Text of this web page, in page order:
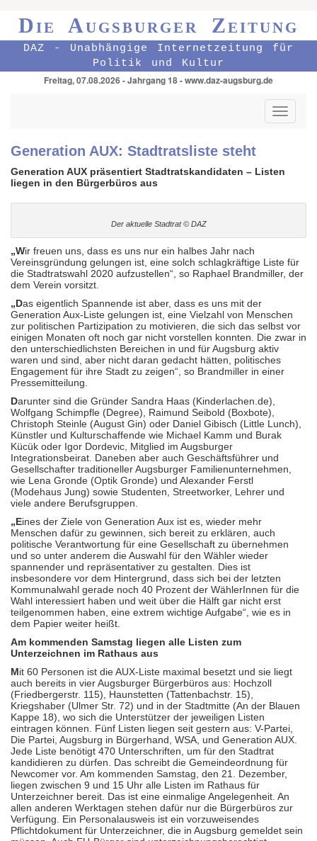
Die Augsburger Zeitung
DAZ - Unabhängige Internetzeitung für
Politik und Kultur
Freitag, 07.08.2026 - Jahrgang 18 - www.daz-augsburg.de
Toggle
Generation AUX: Stadtratsliste steht
Generation AUX präsentiert Stadtratskandidaten – Listen
liegen in den Bürgerbüros aus
Der aktuelle Stadtrat © DAZ
„Wir freuen uns, dass es uns nur ein halbes Jahr nach
Vereinsgründung gelungen ist, eine solch schlagkräftige Liste für
die Stadtratswahl 2020 aufzustellen“, so Raphael Brandmiller, der
dem Verein vorsitzt.
„Das eigentlich Spannende ist aber, dass es uns mit der
Generation Aux-Liste gelungen ist, eine Vielzahl von Menschen
zur politischen Partizipation zu motivieren, die sich das selbst vor
einigen Monaten oft noch gar nicht vorstellen konnten. Die zwar in
den unterschiedlichsten Bereichen in und für Augsburg aktiv
waren und sind, aber nicht daran gedacht hätten, politisches
Engagement für ihre Stadt zu zeigen“, so Brandmiller in einer
Pressemitteilung.
Darunter sind die Gründer Sandra Haas (Kinderlachen.de),
Wolfgang Schimpfle (Degree), Raimund Seibold (Boxbote),
Christoph Steinle (August Gin) oder Daniel Gibisch (Little Lunch),
Künstler und Kulturschaffende wie Michael Kamm und Burak
Kücük oder Igor Dordevic, Mitglied im Augsburger
Integrationsbeirat. Daneben aber auch Geschäftsführer und
Gesellschafter traditioneller Augsburger Familienunternehmen,
wie Lena Gronde (Optik Gronde) und Alexander Ferstl
(Modehaus Jung) sowie Studenten, Streetworker, Lehrer und
viele andere Berufsgruppen.
„Eines der Ziele von Generation Aux ist es, wieder mehr
Menschen dafür zu gewinnen, sich bereit zu erklären, auch
politische Verantwortung für eine Gesellschaft zu übernehmen
und so unter anderem die Auswahl für den Wähler wieder
spannender und repräsentativer zu gestalten. Dies ist
insbesondere vor dem Hintergrund, dass sich bei der letzten
Kommunalwahl gerade noch 40 Prozent der WählerInnen für die
Wahl interessiert haben und weit über die Hälft gar nicht erst
teilgenommen haben, eine extrem wichtige Aufgabe“, wie es in
dem Papier weiter heißt.
Am kommenden Samstag liegen alle Listen zum
Unterzeichnen im Rathaus aus
Mit 60 Personen ist die AUX-Liste maximal besetzt und sie liegt
auch bereits in vier Augsburger Bürgerbüros aus: Hochzoll
(Friedbergerstr. 115), Haunstetten (Tattenbachstr. 15),
Kriegshaber (Ulmer Str. 72) und in der Stadtmitte (An der Blauen
Kappe 18), wo sich die Unterstützer der jeweiligen Listen
eintragen können. Fünf Listen liegen seit gestern aus: V-Partei,
Die Partei, Augsburg in Bürgerhand, WSA, und Generation AUX.
Jede Liste benötigt 470 Unterschriften, um für den Stadtrat
kandidieren zu dürfen. Das schreibt die Gemeindeordnung für
Newcomer vor. Am kommenden Samstag, den 21. Dezember,
liegen zwischen 9 und 15 Uhr alle Listen im Rathaus für
Unterzeichner bereit. Das ist eine einmalige Angelegenheit. An
allen anderen Werktagen stehen dafür nur die Bürgerbüros zur
Verfügung. Ein Personalausweis ist ein vorzuweisendes
Pflichtdokument für Unterzeichner, die in Augsburg gemeldet sein